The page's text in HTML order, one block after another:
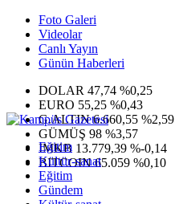
Foto Galeri
Videolar
Canlı Yayın
Günün Haberleri
DOLAR 47,74 %0,25
EURO 55,25 %0,43
G.ALTIN6.660,55 %2,59
GÜMÜŞ 98 %3,57
IMKB 13.779,39 %-0,14
BITCOIN65.059 %0,10
Eğitim
Kültür-sanat
Eğitim
Gündem